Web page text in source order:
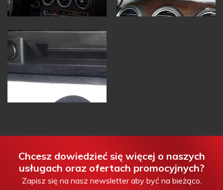
Chcesz dowiedzieć się więcej o naszych
usługach oraz ofertach promocyjnych?
Zapisz się na nasz newsletter aby być na bieżąco.